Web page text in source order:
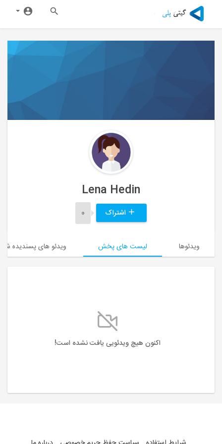
Lena Hedin
اشتراک 0
ویدئوها لیست های پخش ویدئو های پسندیده
اکنون هیچ ویدئویی یافت نشده است!